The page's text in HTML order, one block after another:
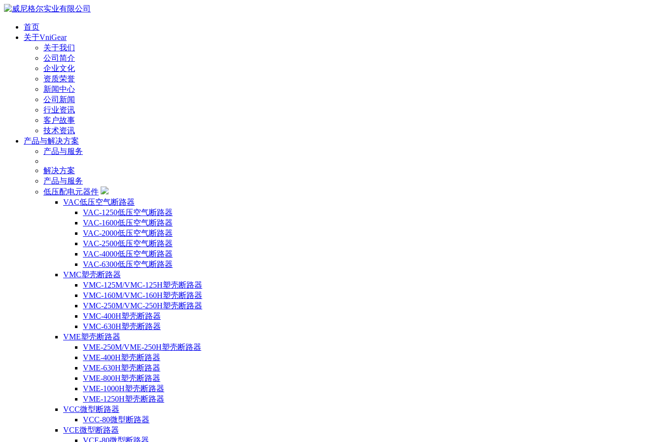
首页
关于VniGear
关于我们
公司简介
企业文化
资质荣誉
新闻中心
公司新闻
行业资讯
客户故事
技术资讯
产品与解决方案
产品与服务
解决方案
产品与服务
低压配电元器件
VAC低压空气断路器
VAC-1250低压空气断路器
VAC-1600低压空气断路器
VAC-2000低压空气断路器
VAC-2500低压空气断路器
VAC-4000低压空气断路器
VAC-6300低压空气断路器
VMC塑壳断路器
VMC-125M/VMC-125H塑壳断路器
VMC-160M/VMC-160H塑壳断路器
VMC-250M/VMC-250H塑壳断路器
VMC-400H塑壳断路器
VMC-630H塑壳断路器
VME塑壳断路器
VME-250M/VME-250H塑壳断路器
VME-400H塑壳断路器
VME-630H塑壳断路器
VME-800H塑壳断路器
VME-1000H塑壳断路器
VME-1250H塑壳断路器
VCC微型断路器
VCC-80微型断路器
VCE微型断路器
VCE-80微型断路器